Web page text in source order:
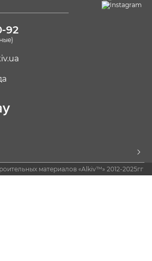
92
материалов «Alkiv™» 2012-2025гг